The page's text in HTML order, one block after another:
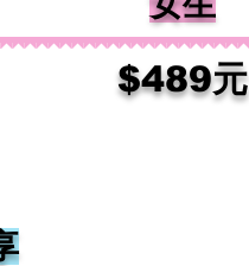
​$489元